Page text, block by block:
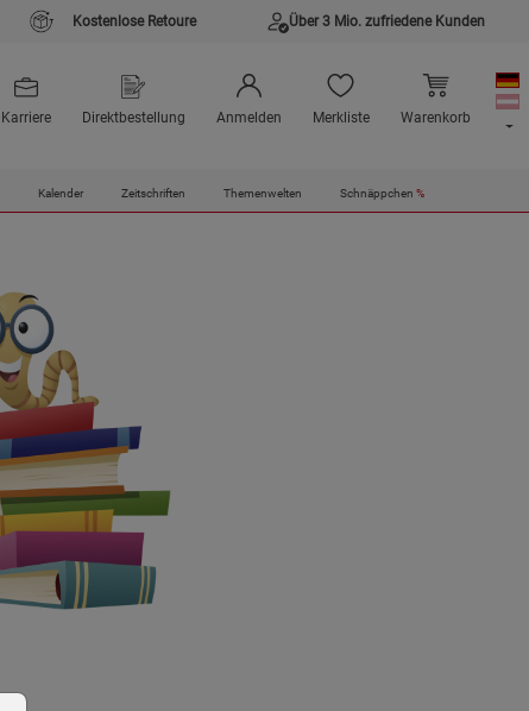
Kostenlose Retoure Über 3 Mio. zufriedene Kunden
Karriere Direktbestellung Anmelden Merkliste Warenkorb
Kalender Zeitschriften Themenwelten Schnäppchen %